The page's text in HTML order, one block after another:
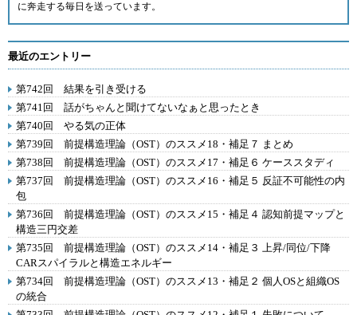
に奔走する毎日を送っています。
最近のエントリー
第742回 結果を引き受ける
第741回 話がちゃんと聞けてないなぁと思ったとき
第740回 やる気の正体
第739回 前提構造理論（OST）のススメ18・補足７ まとめ
第738回 前提構造理論（OST）のススメ17・補足６ ケーススタディ
第737回 前提構造理論（OST）のススメ16・補足５ 反証不可能性の内
包
第736回 前提構造理論（OST）のススメ15・補足４ 認知前提マップと
構造三円交差
第735回 前提構造理論（OST）のススメ14・補足３ 上昇/同位/下降
CARスパイラルと構造エネルギー
第734回 前提構造理論（OST）のススメ13・補足２ 個人OSと組織OS
の統合